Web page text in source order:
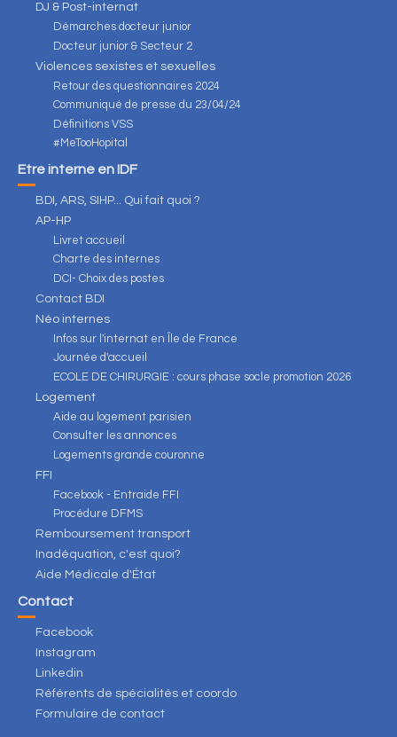
DJ & Post-internat
Démarches docteur junior
Docteur junior & Secteur 2
Violences sexistes et sexuelles
Retour des questionnaires 2024
Communiqué de presse du 23/04/24
Définitions VSS
#MeTooHopital
Être interne en IDF
BDI, ARS, SIHP... Qui fait quoi ?
AP-HP
Livret accueil
Charte des internes
DCI- Choix des postes
Contact BDI
Néo internes
Infos sur l'internat en Île de France
Journée d'accueil
ECOLE DE CHIRURGIE : cours phase socle promotion 2026
Logement
Aide au logement parisien
Consulter les annonces
Logements grande couronne
FFI
Facebook - Entraide FFI
Procédure DFMS
Remboursement transport
Inadéquation, c'est quoi?
Aide Médicale d'État
Contact
Facebook
Instagram
Linkedin
Référents de spécialités et coordo
Formulaire de contact